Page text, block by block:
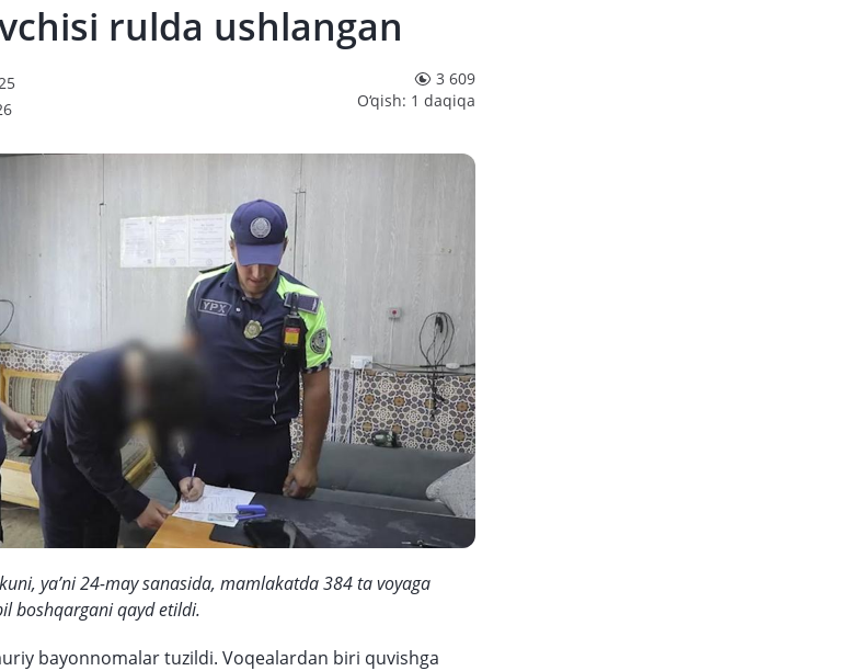
rulda ushlangan
3 609
O‘qish: 1 daqiqa
kuni, ya’ni 24-may sanasida, mamlakatda 384 ta voyaga
boshqargani qayd etildi.
bayonnomalar tuzildi. Voqealardan biri quvishga